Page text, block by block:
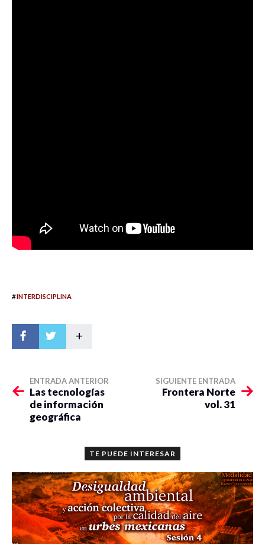
#INTERDISCIPLINA
+
ENTRADA ANTERIOR
Las tecnologías
de información
geográfica
SIGUIENTE ENTRADA
Frontera Norte
vol. 31
TE PUEDE INTERESAR